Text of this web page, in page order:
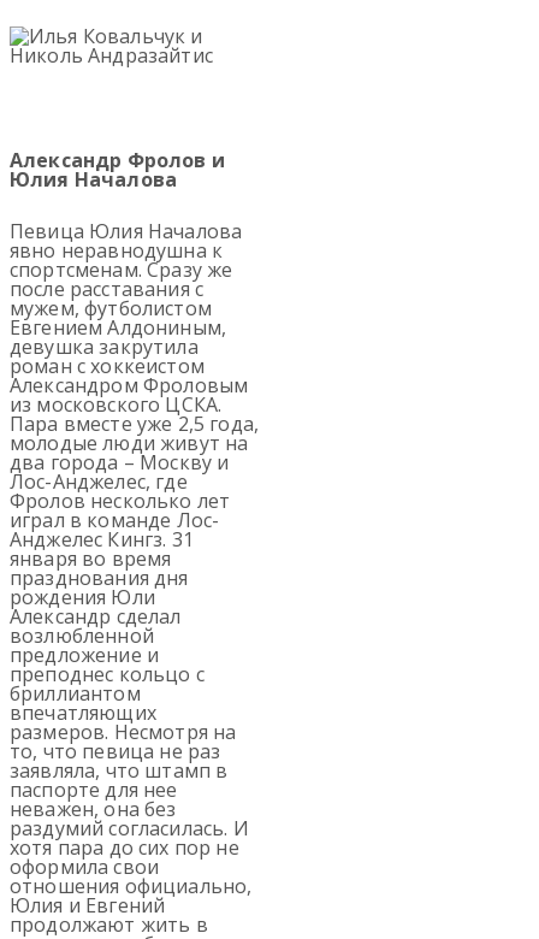
Александр Фролов и
Юлия Началова
Певица Юлия Началова
явно неравнодушна к
спортсменам. Сразу же
после расставания с
мужем, футболистом
Евгением Алдониным,
девушка закрутила
роман с хоккеистом
Александром Фроловым
из московского ЦСКА.
Пара вместе уже 2,5 года,
молодые люди живут на
два города – Москву и
Лос-Анджелес, где
Фролов несколько лет
играл в команде Лос-
Анджелес Кингз. 31
января во время
празднования дня
рождения Юли
Александр сделал
возлюбленной
предложение и
преподнес кольцо с
бриллиантом
впечатляющих
размеров. Несмотря на
то, что певица не раз
заявляла, что штамп в
паспорте для нее
неважен, она без
раздумий согласилась. И
хотя пара до сих пор не
оформила свои
отношения официально,
Юлия и Евгений
продолжают жить в